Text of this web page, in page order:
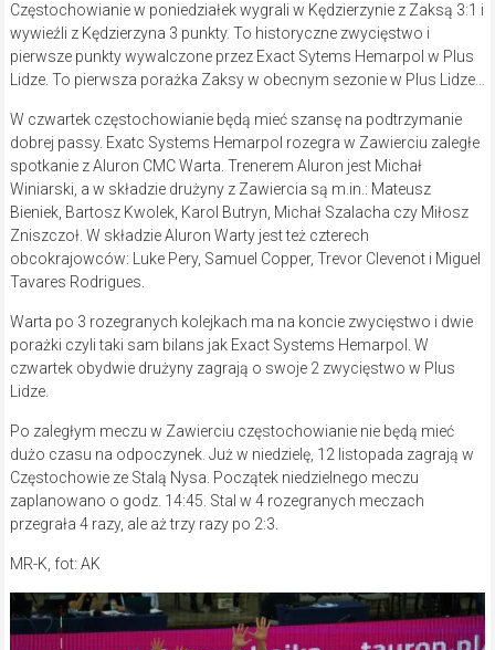
Częstochowianie w poniedziałek wygrali w Kędzierzynie z Zaksą 3:1 i
wywieźli z Kędzierzyna 3 punkty. To historyczne zwycięstwo i
pierwsze punkty wywalczone przez Exact Sytems Hemarpol w Plus
Lidze. To pierwsza porażka Zaksy w obecnym sezonie w Plus Lidze…
W czwartek częstochowianie będą mieć szansę na podtrzymanie
dobrej passy. Exatc Systems Hemarpol rozegra w Zawierciu zaległe
spotkanie z Aluron CMC Warta. Trenerem Aluron jest Michał
Winiarski, a w składzie drużyny z Zawiercia są m.in.: Mateusz
Bieniek, Bartosz Kwolek, Karol Butryn, Michał Szalacha czy Miłosz
Zniszczoł. W składzie Aluron Warty jest też czterech
obcokrajowców: Luke Pery, Samuel Copper, Trevor Clevenot i Miguel
Tavares Rodrigues.
Warta po 3 rozegranych kolejkach ma na koncie zwycięstwo i dwie
porażki czyli taki sam bilans jak Exact Systems Hemarpol. W
czwartek obydwie drużyny zagrają o swoje 2 zwycięstwo w Plus
Lidze.
Po zaległym meczu w Zawierciu częstochowianie nie będą mieć
dużo czasu na odpoczynek. Już w niedzielę, 12 listopada zagrają w
Częstochowie ze Stalą Nysa. Początek niedzielnego meczu
zaplanowano o godz. 14:45. Stal w 4 rozegranych meczach
przegrała 4 razy, ale aż trzy razy po 2:3.
MR-K, fot: AK